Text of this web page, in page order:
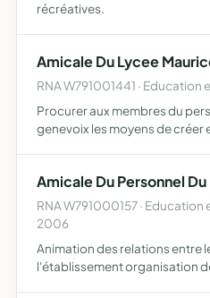
récréatives.
Amicale Du Lycee
RNA W791001441 · Education
Procurer aux membres du
genevoix les moyens de créer
Amicale Du Personnel
RNA W791000157 · Education
2006
Animation des relations entre
l'établissement organisation